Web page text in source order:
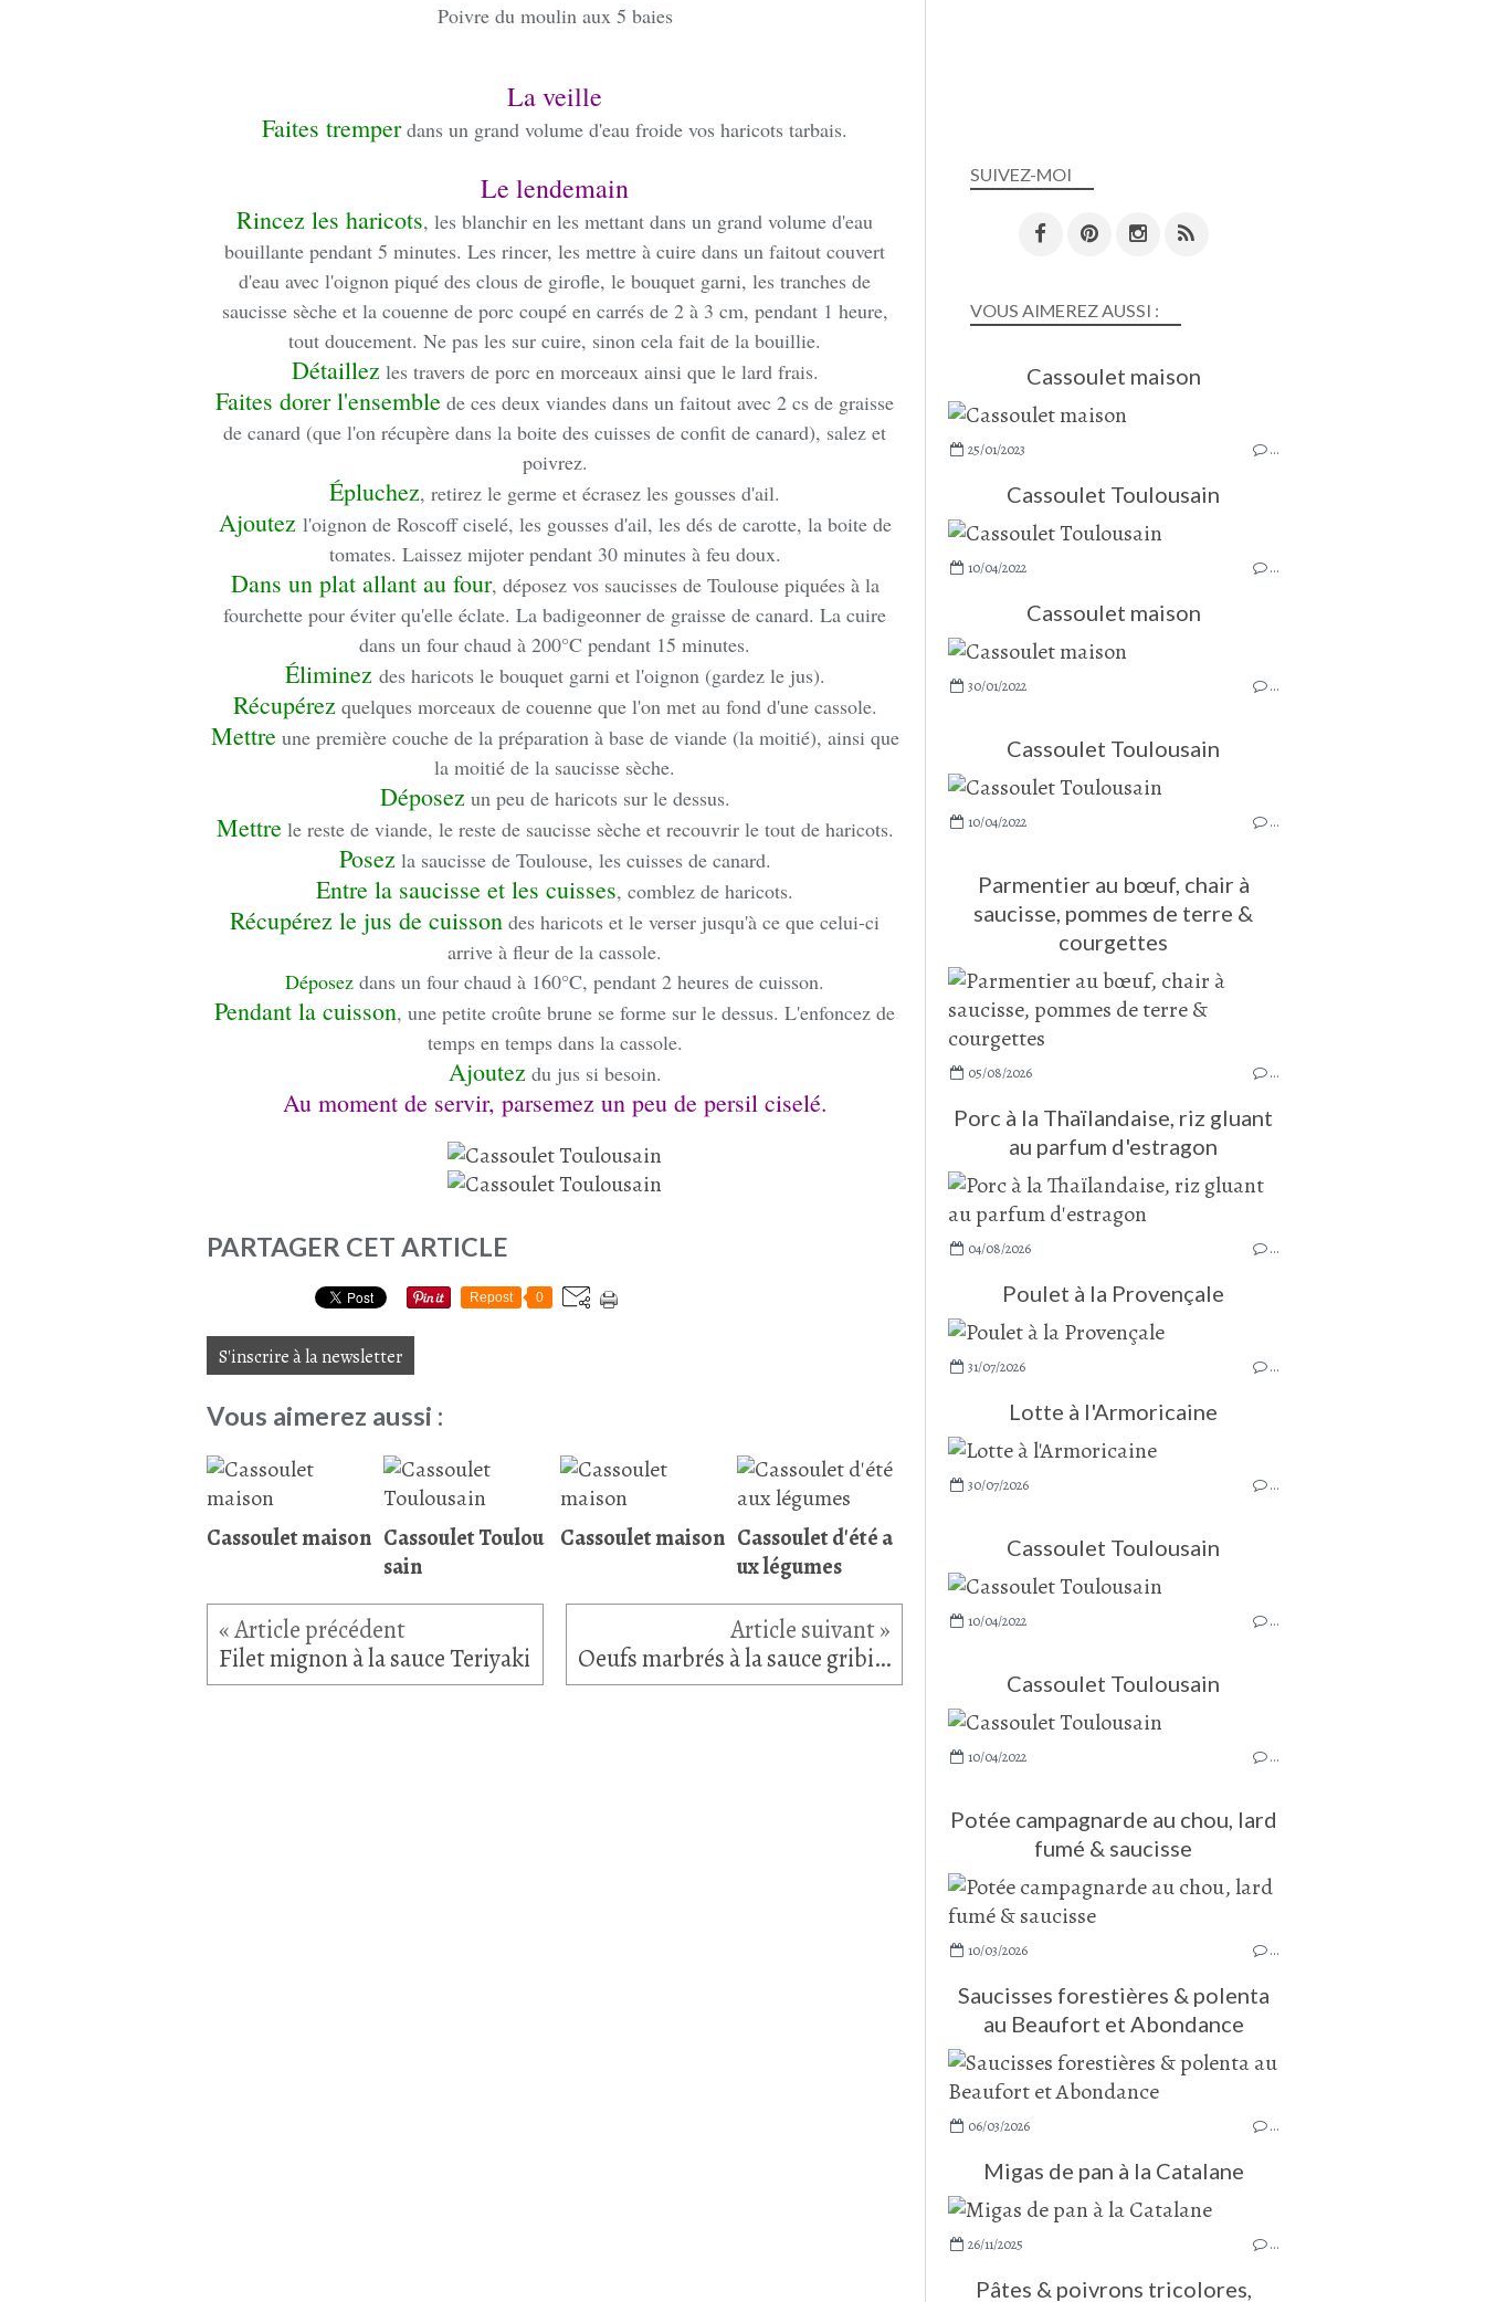
Poivre du moulin aux 5 baies
La veille
Faites tremperdans un grand volume d'eau froide vos haricots tarbais.
Le lendemain
Rincez les haricots, les blanchir en les mettant dans un grand volume d'eau
bouillante pendant 5 minutes. Les rincer, les mettre à cuire dans un faitout couvert
d'eau avec l'oignon piqué des clous de girofle, le bouquet garni, les tranches de
saucisse sèche et la couenne de porc coupé en carrés de 2 à 3 cm, pendant 1 heure,
tout doucement. Ne pas les sur cuire, sinon cela fait de la bouillie.
Détaillezles travers de porc en morceaux ainsi que le lard frais.
Faites dorer l'ensemble de ces deux viandes dans un faitout avec 2 cs de graisse
de canard (que l'on récupère dans la boite des cuisses de confit de canard), salez et
poivrez.
Épluchez, retirez le germe et écrasez les gousses d'ail.
Ajoutez l'oignon de Roscoff ciselé, les gousses d'ail, les dés de carotte, la boite de
tomates. Laissez mijoter pendant 30 minutes à feu doux.
Dans un plat allant au four, déposez vos saucisses de Toulouse piquées à la
fourchette pour éviter qu'elle éclate. La badigeonner de graisse de canard. La cuire
dans un four chaud à 200°C pendant 15 minutes.
Éliminez des haricots le bouquet garni et l'oignon (gardez le jus).
Récupérez quelques morceaux de couenne que l'on met au fond d'une cassole.
Mettre une première couche de la préparation à base de viande (la moitié), ainsi que
la moitié de la saucisse sèche.
Déposezun peu de haricots sur le dessus.
Mettre le reste de viande, le reste de saucisse sèche et recouvrir le tout de haricots.
Posezla saucisse de Toulouse, les cuisses de canard.
Entre la saucisse et les cuisses, comblez de haricots.
Récupérez le jus de cuisson des haricots et le verser jusqu'à ce que celui-ci
arrive à fleur de la cassole.
Déposez dans un four chaud à 160°C, pendant 2 heures de cuisson.
Pendant la cuisson, une petite croûte brune se forme sur le dessus. L'enfoncez de
temps en temps dans la cassole.
Ajoutez du jus si besoin.
Au moment de servir, parsemez un peu de persil ciselé.
PARTAGER CET ARTICLE
Repost 0
S'inscrire à la newsletter
Vous aimerez aussi :
Cassoulet maison Cassoulet Toulou
sain
Cassoulet maison Cassoulet d'été a
ux légumes
Filet mignon à la sauce Teriyaki Oeufs marbrés à la sauce gribiche
SUIVEZ-MOI
VOUS AIMEREZ AUSSI :
Cassoulet maison
25/01/2023 …
Cassoulet Toulousain
10/04/2022 …
Cassoulet maison
30/01/2022 …
Cassoulet Toulousain
10/04/2022 …
Parmentier au bœuf, chair à
saucisse, pommes de terre &
courgettes
05/08/2026 …
Porc à la Thaïlandaise, riz gluant
au parfum d'estragon
04/08/2026 …
Poulet à la Provençale
31/07/2026 …
Lotte à l'Armoricaine
30/07/2026 …
Cassoulet Toulousain
10/04/2022 …
Cassoulet Toulousain
10/04/2022 …
Potée campagnarde au chou, lard
fumé & saucisse
10/03/2026 …
Saucisses forestières & polenta
au Beaufort et Abondance
06/03/2026 …
Migas de pan à la Catalane
26/11/2025 …
Pâtes & poivrons tricolores,